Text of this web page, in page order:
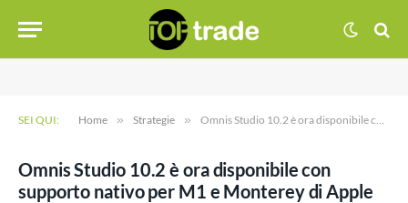
SEI QUI: Home » Strategie » Omnis Studio 10.2 è ora disponibile con supporto nativo per M1 e Monterey di Apple
Omnis Studio 10.2 è ora disponibile con
supporto nativo per M1 e Monterey di Apple